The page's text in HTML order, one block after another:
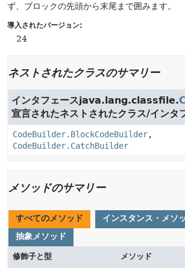
ず、ブロックの先頭から末尾まで囲みます。
導入されたバージョン:
24
ネストされたクラスのサマリー
インタフェースjava.lang.classfile.
宣言されたネストされたクラス/インタ
CodeBuilder.BlockCodeBuilder,
CodeBuilder.CatchBuilder
メソッドのサマリー
すべてのメソッド
インスタンス・メソ
抽象メソッド
修飾子と型
メソッド